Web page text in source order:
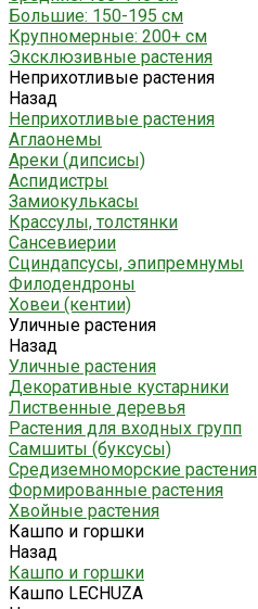
Большие: 150-195 см
Крупномерные: 200+ см
Эксклюзивные растения
Неприхотливые растения
Назад
Неприхотливые растения
Аглаонемы
Ареки (дипсисы)
Аспидистры
Замиокулькасы
Крассулы, толстянки
Сансевиерии
Сциндапсусы, эпипремнумы
Филодендроны
Ховеи (кентии)
Уличные растения
Назад
Уличные растения
Декоративные кустарники
Лиственные деревья
Растения для входных групп
Самшиты (буксусы)
Средиземноморские растения
Формированные растения
Хвойные растения
Кашпо и горшки
Назад
Кашпо и горшки
Кашпо LECHUZA